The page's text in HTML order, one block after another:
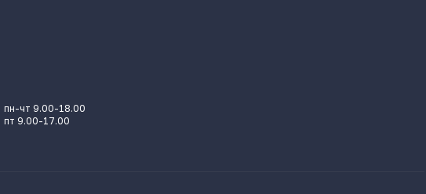
пн-чт 9.00-18.00
пт 9.00-17.00